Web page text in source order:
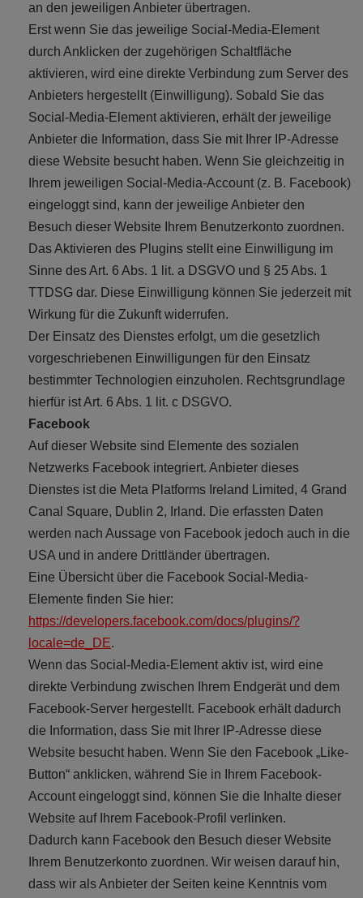
an den jeweiligen Anbieter übertragen.
Erst wenn Sie das jeweilige Social-Media-Element
durch Anklicken der zugehörigen Schaltfläche
aktivieren, wird eine direkte Verbindung zum Server des
Anbieters hergestellt (Einwilligung). Sobald Sie das
Social-Media-Element aktivieren, erhält der jeweilige
Anbieter die Information, dass Sie mit Ihrer IP-Adresse
diese Website besucht haben. Wenn Sie gleichzeitig in
Ihrem jeweiligen Social-Media-Account (z. B. Facebook)
eingeloggt sind, kann der jeweilige Anbieter den
Besuch dieser Website Ihrem Benutzerkonto zuordnen.
Das Aktivieren des Plugins stellt eine Einwilligung im
Sinne des Art. 6 Abs. 1 lit. a DSGVO und § 25 Abs. 1
TTDSG dar. Diese Einwilligung können Sie jederzeit mit
Wirkung für die Zukunft widerrufen.
Der Einsatz des Dienstes erfolgt, um die gesetzlich
vorgeschriebenen Einwilligungen für den Einsatz
bestimmter Technologien einzuholen. Rechtsgrundlage
hierfür ist Art. 6 Abs. 1 lit. c DSGVO.
Facebook
Auf dieser Website sind Elemente des sozialen
Netzwerks Facebook integriert. Anbieter dieses
Dienstes ist die Meta Platforms Ireland Limited, 4 Grand
Canal Square, Dublin 2, Irland. Die erfassten Daten
werden nach Aussage von Facebook jedoch auch in die
USA und in andere Drittländer übertragen.
Eine Übersicht über die Facebook Social-Media-
Elemente finden Sie hier:
https://developers.facebook.com/docs/plugins/?
locale=de_DE.
Wenn das Social-Media-Element aktiv ist, wird eine
direkte Verbindung zwischen Ihrem Endgerät und dem
Facebook-Server hergestellt. Facebook erhält dadurch
die Information, dass Sie mit Ihrer IP-Adresse diese
Website besucht haben. Wenn Sie den Facebook „Like-
Button“ anklicken, während Sie in Ihrem Facebook-
Account eingeloggt sind, können Sie die Inhalte dieser
Website auf Ihrem Facebook-Profil verlinken.
Dadurch kann Facebook den Besuch dieser Website
Ihrem Benutzerkonto zuordnen. Wir weisen darauf hin,
dass wir als Anbieter der Seiten keine Kenntnis vom